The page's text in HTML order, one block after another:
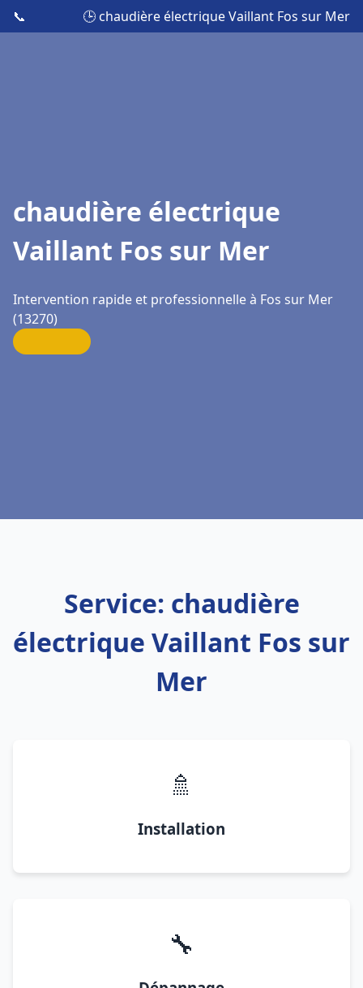
📞 🕒 chaudière électrique Vaillant Fos sur Mer
chaudière électrique
Vaillant Fos sur Mer
Intervention rapide et professionnelle à Fos sur Mer
(13270)
Service: chaudière
électrique Vaillant Fos sur
Mer
🚿
Installation
🔧